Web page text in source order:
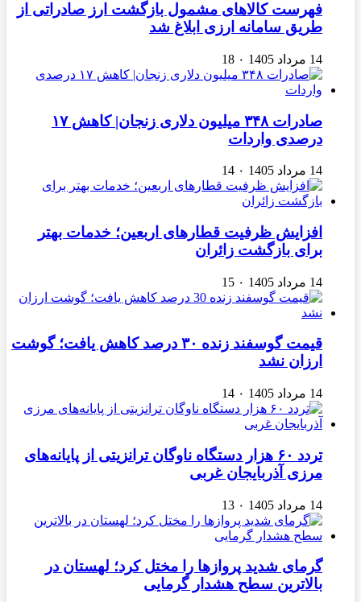
فهرست کالاهای مشمول بازگشت ارز صادراتی از
طریق سامانه ارزی ابلاغ شد
14 مرداد 1405 ۰ 18
صادرات ۳۴۸ میلیون دلاری زنجان| ‌کاهش ۱۷
درصدی واردات
14 مرداد 1405 ۰ 14
افزایش ظرفیت قطارهای اربعین؛ خدمات بهتر
برای بازگشت زائران
14 مرداد 1405 ۰ 15
قیمت گوسفند زنده ۳۰ درصد کاهش یافت؛ گوشت
ارزان نشد
14 مرداد 1405 ۰ 14
تردد ۶۰ هزار دستگاه ناوگان ترانزیتی از پایانه‌های
مرزی آذربایجان ‌غربی
14 مرداد 1405 ۰ 13
گرمای شدید پروازها را مختل کرد؛ لهستان در
بالاترین سطح هشدار گرمایی